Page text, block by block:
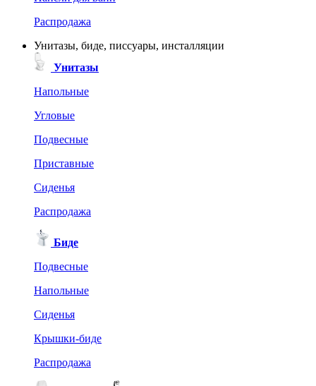
Распродажа
Унитазы, биде, писсуары, инсталляции
Унитазы
Напольные
Угловые
Подвесные
Приставные
Сиденья
Распродажа
Биде
Подвесные
Напольные
Сиденья
Крышки-биде
Распродажа